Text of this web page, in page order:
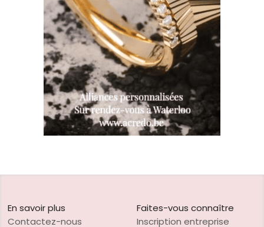
En savoir plus
Contactez-nous
Faites-vous connaître
Inscription entreprise